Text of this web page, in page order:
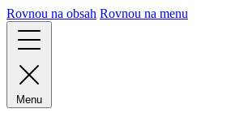
Rovnou na obsah Rovnou na menu
Menu